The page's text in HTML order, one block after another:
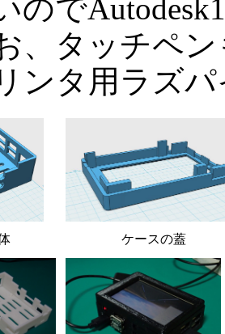
ので
、タッチペ
ンタ用ラズパ
ケースの蓋